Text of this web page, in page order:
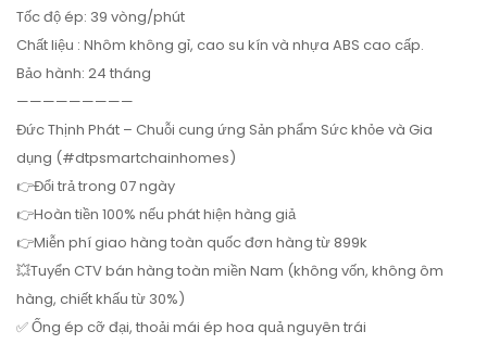
Tốc độ ép: 39 vòng/phút
Chất liệu : Nhôm không gỉ, cao su kín và nhựa ABS cao cấp.
Bảo hành: 24 tháng
—————————
Đức Thịnh Phát – Chuỗi cung ứng Sản phẩm Sức khỏe và Gia
dụng (#dtpsmartchainhomes)
👉Đổi trả trong 07 ngày
👉Hoàn tiền 100% nếu phát hiện hàng giả
👉Miễn phí giao hàng toàn quốc đơn hàng từ 899k
💥Tuyển CTV bán hàng toàn miền Nam (không vốn, không ôm
hàng, chiết khấu từ 30%)
✅ Ống ép cỡ đại, thoải mái ép hoa quả nguyên trái